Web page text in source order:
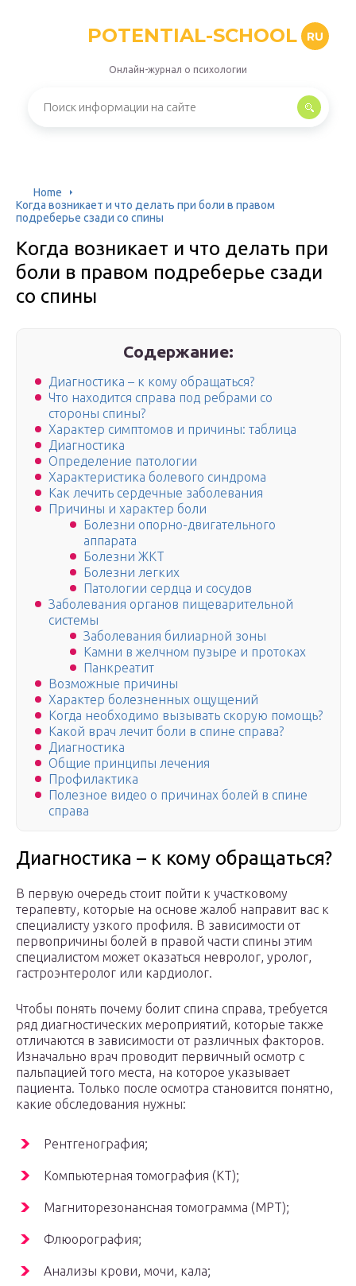
POTENTIAL-SCHOOL RU
Онлайн-журнал о психологии
Home
Когда возникает и что делать при боли в правом
подреберье сзади со спины
Когда возникает и что делать при
боли в правом подреберье сзади
со спины
Содержание:
Диагностика – к кому обращаться?
Что находится справа под ребрами со
стороны спины?
Характер симптомов и причины: таблица
Диагностика
Определение патологии
Характеристика болевого синдрома
Как лечить сердечные заболевания
Причины и характер боли
Болезни опорно-двигательного
аппарата
Болезни ЖКТ
Болезни легких
Патологии сердца и сосудов
Заболевания органов пищеварительной
системы
Заболевания билиарной зоны
Камни в желчном пузыре и протоках
Панкреатит
Возможные причины
Характер болезненных ощущений
Когда необходимо вызывать скорую помощь?
Какой врач лечит боли в спине справа?
Диагностика
Общие принципы лечения
Профилактика
Полезное видео о причинах болей в спине
справа
Диагностика – к кому обращаться?
В первую очередь стоит пойти к участковому
терапевту, которые на основе жалоб направит вас к
специалисту узкого профиля. В зависимости от
первопричины болей в правой части спины этим
специалистом может оказаться невролог, уролог,
гастроэнтеролог или кардиолог.
Чтобы понять почему болит спина справа, требуется
ряд диагностических мероприятий, которые также
отличаются в зависимости от различных факторов.
Изначально врач проводит первичный осмотр с
пальпацией того места, на которое указывает
пациента. Только после осмотра становится понятно,
какие обследования нужны:
Рентгенография;
Компьютерная томография (КТ);
Магниторезонансная томограмма (МРТ);
Флюорография;
Анализы крови, мочи, кала;